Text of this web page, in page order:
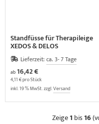
Standfüsse für Therapileige
XEDOS & DELOS
Lieferzeit: ca. 3- 7 Tage
ab16,42 €
4,11 € pro Stück
inkl. 19 % MwSt. zzgl.Versand
Zeige1 bis16